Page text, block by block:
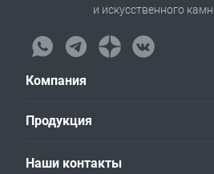
и искусственного
Компания
Продукция
Наши контакты